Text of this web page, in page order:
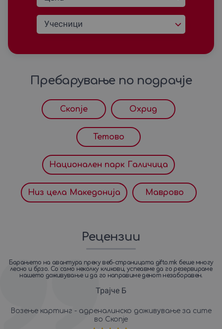
Пребарување по подрачjе
Скопjе Охрид
Тетово
Национален парк Галичица
Низ цела Македониjа Маврово
Рецензии
Барањето на авантура преку веб-страницата gifto.mk беше многу
лесно и брзо. Со само неколку кликови, успеавме да го резервираме
нашето доживување и да го направиме денот незаборавен.
Траjче Б
Возење картинг - адреналинско доживување за сите
во Скопје